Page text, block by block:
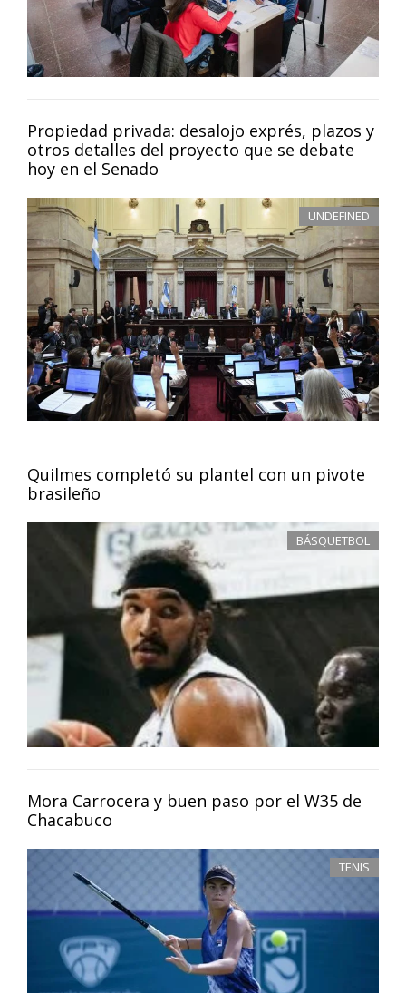
Propiedad privada: desalojo exprés, plazos y
otros detalles del proyecto que se debate
hoy en el Senado
UNDEFINED
Quilmes completó su plantel con un pivote
brasileño
BÁSQUETBOL
Mora Carrocera y buen paso por el W35 de
Chacabuco
TENIS